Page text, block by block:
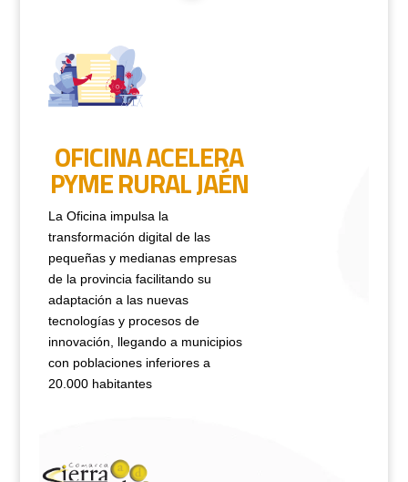
OFICINA ACELERA
PYME RURAL JAÉN
La Oficina impulsa la
transformación digital de las
pequeñas y medianas empresas
de la provincia facilitando su
adaptación a las nuevas
tecnologías y procesos de
innovación, llegando a municipios
con poblaciones inferiores a
20.000 habitantes